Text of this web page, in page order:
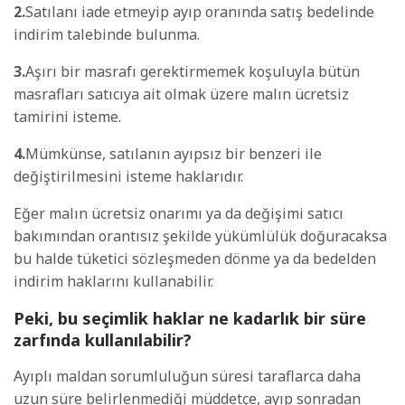
2.Satılanı iade etmeyip ayıp oranında satış bedelinde
indirim talebinde bulunma.
3.Aşırı bir masrafı gerektirmemek koşuluyla bütün
masrafları satıcıya ait olmak üzere malın ücretsiz
tamirini isteme.
4.Mümkünse, satılanın ayıpsız bir benzeri ile
değiştirilmesini isteme haklarıdır.
Eğer malın ücretsiz onarımı ya da değişimi satıcı
bakımından orantısız şekilde yükümlülük doğuracaksa
bu halde tüketici sözleşmeden dönme ya da bedelden
indirim haklarını kullanabilir.
Peki, bu seçimlik haklar ne kadarlık bir süre
zarfında kullanılabilir?
Ayıplı maldan sorumluluğun süresi taraflarca daha
uzun süre belirlenmediği müddetçe, ayıp sonradan